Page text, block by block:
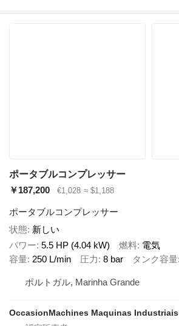
ポータブルコンプレッサー
￥187,200
€1,028 ≈ $1,188
ポータブルコンプレッサー
状態 新しい
パワー 5.5 HP (4.04 kW) 燃料 電気
容量 250 L/min 圧力 8 bar タンク容量
ポルトガル, Marinha Grande
OccasionMachines Maquinas Industriais